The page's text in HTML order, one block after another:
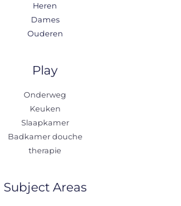
Heren
Dames
Ouderen
Play
Onderweg
Keuken
Slaapkamer
Badkamer douche
therapie
Subject Areas